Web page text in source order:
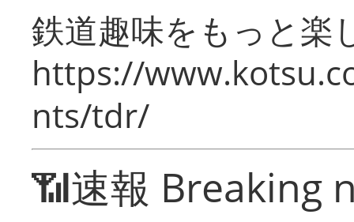
鉄道趣味をもっと楽
https://
nts/tdr/
📶速報 Breaking